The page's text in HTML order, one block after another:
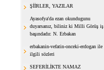
ŞİİRLER, YAZILAR
Ayasofya'da ezan okundugunu
duyarsanız, biliniz ki Milli Görüş iş
başındadır. N. Erbakan
erbakanin-vefatin-onceki-erdogan ile
ilgili sözleri
SEFERİLİKTE NAMAZ